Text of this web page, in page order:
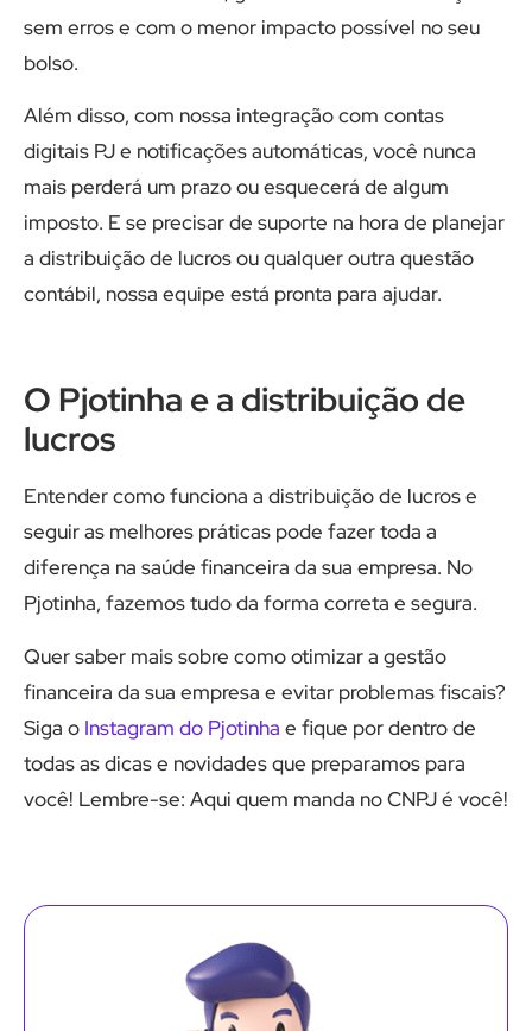
sem erros e com o menor impacto possível no seu
bolso.
Além disso, com nossa integração com contas
digitais PJ e notificações automáticas, você nunca
mais perderá um prazo ou esquecerá de algum
imposto. E se precisar de suporte na hora de planejar
a distribuição de lucros ou qualquer outra questão
contábil, nossa equipe está pronta para ajudar.
O Pjotinha e a distribuição de
lucros
Entender como funciona a distribuição de lucros e
seguir as melhores práticas pode fazer toda a
diferença na saúde financeira da sua empresa. No
Pjotinha, fazemos tudo da forma correta e segura.
Quer saber mais sobre como otimizar a gestão
financeira da sua empresa e evitar problemas fiscais?
Siga o Instagram do Pjotinha e fique por dentro de
todas as dicas e novidades que preparamos para
você! Lembre-se: Aqui quem manda no CNPJ é você!